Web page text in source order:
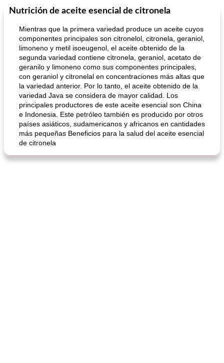
80min
Sopas, Guisos Y Chili
sopa de lentejas negras del chef john
Bollos
Nutrición de aceite esencial de citronela
Mientras que la primera variedad produce un aceite cuyos
componentes principales son citronelol, citronela, geraniol,
limoneno y metil isoeugenol, el aceite obtenido de la
segunda variedad contiene citronela, geraniol, acetato de
geranilo y limoneno como sus componentes principales,
con geraniol y citronelal en concentraciones más altas que
la variedad anterior. Por lo tanto, el aceite obtenido de la
variedad Java se considera de mayor calidad. Los
principales productores de este aceite esencial son China
e Indonesia. Este petróleo también es producido por otros
países asiáticos, sudamericanos y africanos en cantidades
más pequeñas Beneficios para la salud del aceite esencial
de citronela